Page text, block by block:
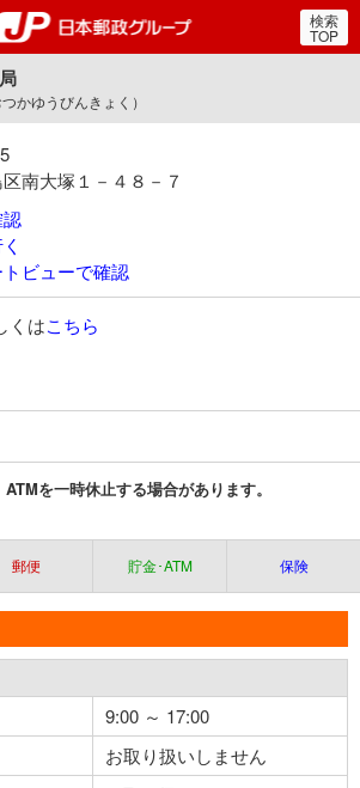
郵便局・日本郵政グルー
検索
TOP
かゆうびんきょく）
南大塚１－４８－７
ビューで確認
くはこちら
を一時休止する場合があります。
郵便 貯金･ATM 保険
9:00 ～ 17:00
お取り扱いしません